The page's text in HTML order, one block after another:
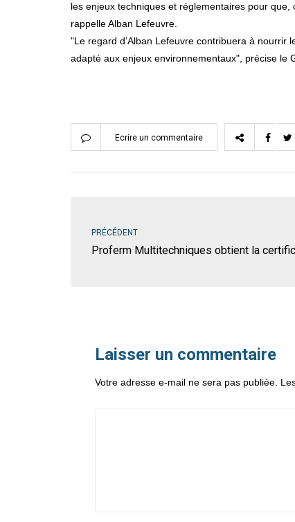
les enjeux techniques et réglementaires pour
rappelle Alban Lefeuvre.
"Le regard d’Alban Lefeuvre contribuera à
adapté aux enjeux environnementaux", précise le
Ecrire un commentaire
PRÉCÉDENT
Proferm Multitechniques obtient la
Laisser un commentaire
Votre adresse e-mail ne sera pas publiée.